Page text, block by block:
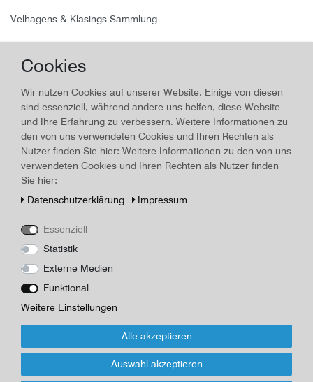
Velhagens & Klasings Sammlung
Wörterbuch zu "Le Tour de Monde
par Verne"
Land/Ort:Bielefeld, Erscheinungsjahr:1914
Technisches
Merkmal
Wert
Art.-ID 17890
Beschreibung
Wörterbuch zu "Le Tour de Monde par Verne, Velhagens &
Klasings Sammlung französischer u. englischer Schulausgaben,
Broschur, 74 Seiten, 16,5 x 11,0 cm, nachträglich Register am
Name auf Deckel
Herausgeber/Autor
10,00 EUR
Inhalt1Stück
Für Infos zum Artikel oder Kauf, bitte Formular
nutzen!
Cookies
Wir nutzen Cookies auf unserer Website. Einige von diesen
sind essenziell, während andere uns helfen, diese Website
und Ihre Erfahrung zu verbessern. Weitere Informationen zu
den von uns verwendeten Cookies und Ihren Rechten als
Nutzer finden Sie hier: Weitere Informationen zu den von uns
verwendeten Cookies und Ihren Rechten als Nutzer finden
Sie hier:
Daten­schutz­erklärung
Impressum
Essenziell
Statistik
Externe Medien
Funktional
Weitere Einstellungen
Alle akzeptieren
Auswahl akzeptieren